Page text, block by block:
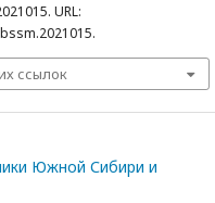
URL:
ссылок
Южной Сибири и